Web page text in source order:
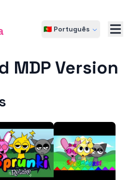
🇵🇹 Português
MDP Version